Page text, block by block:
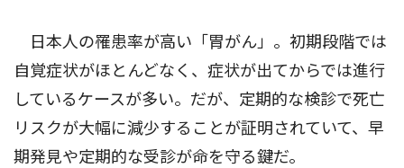
日本人の罹患率が高い「胃がん」。初期段階では
自覚症状がほとんどなく、症状が出てからでは進行
しているケースが多い。だが、定期的な検診で死亡
リスクが大幅に減少することが証明されていて、早
期発見や定期的な受診が命を守る鍵だ。